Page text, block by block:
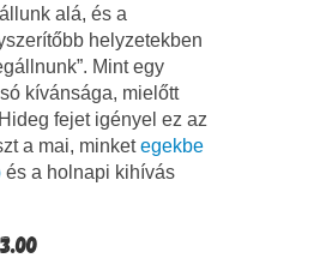
alá, és a
helyzetekben
Mint egy
kívánsága, mielőtt
fejet igényel ez az
a mai, minketegekbe
és a holnapi kihívás